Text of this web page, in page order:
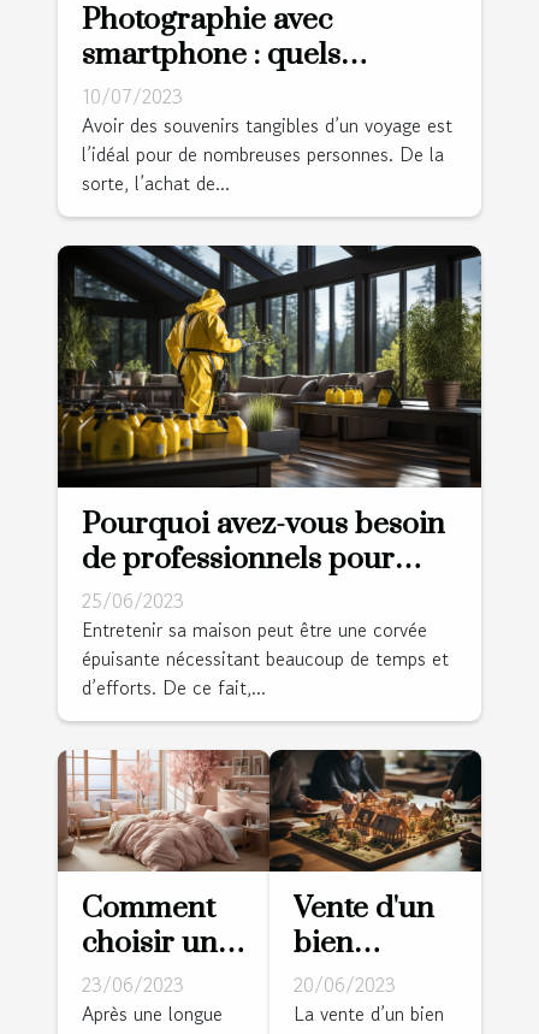
Photographie avec
smartphone : quels
avantages lors d’un voyage
?
10/07/2023
Avoir des souvenirs tangibles d’un voyage est
l’idéal pour de nombreuses personnes. De la
sorte, l’achat de...
Pourquoi avez-vous besoin
de professionnels pour
nettoyer votre domicile ?
25/06/2023
Entretenir sa maison peut être une corvée
épuisante nécessitant beaucoup de temps et
d’efforts. De ce fait,...
Comment
choisir une
bonne
housse de
23/06/2023
Après une longue
Vente d'un
bien
immobilier :
diagnostic
20/06/2023
La vente d’un bien